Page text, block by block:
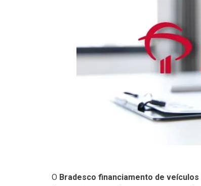
O Bradesco financiamento de veículos